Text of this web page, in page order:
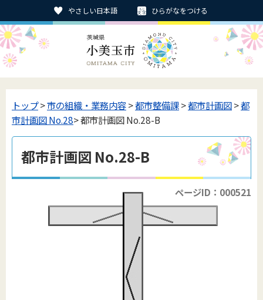
やさしい日本語 ひらがなをつける
トップ>市の組織・業務内容>都市整備課>都市計画図>都
市計画図 No.28> 都市計画図 No.28-B
都市計画図 No.28-B
ページID：000521